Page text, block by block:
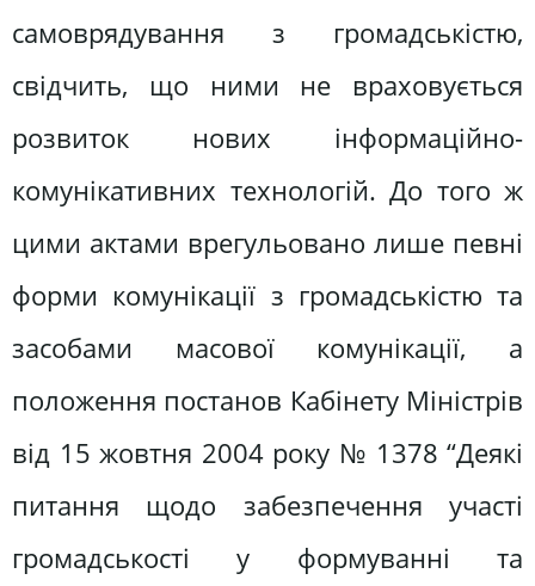
самоврядування з громадськістю,
свідчить, що ними не враховується
розвиток нових інформаційно-
комунікативних технологій. До того ж
цими актами врегульовано лише певні
форми комунікації з громадськістю та
засобами масової комунікації, а
положення постанов Кабінету Міністрів
від 15 жовтня 2004 року № 1378 “Деякі
питання щодо забезпечення участі
громадськості у формуванні та